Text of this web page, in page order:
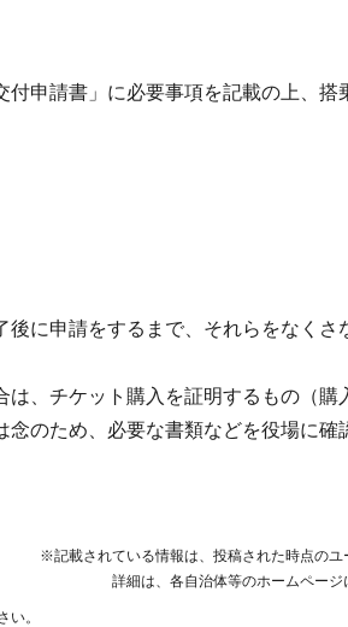
申請書」に必要事項を記載の上、搭
に申請をするまで、それらをなくさ
、チケット購入を証明するもの（購
のため、必要な書類などを役場に確
※記載されている情報は、投稿された時点のユ
詳細は、各自治体等のホームページ
。